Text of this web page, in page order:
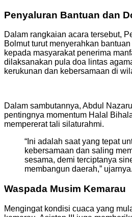
Penyaluran Bantuan dan
Dalam rangkaian acara tersebut,
Bolmut turut menyerahkan
kepada masyarakat penerima
dilaksanakan pula doa lintas
kerukunan dan kebersamaan di
Dalam sambutannya, Abdul
pentingnya momentum Halal
mempererat tali silaturahmi.
“Ini adalah saat yang tepat
kebersamaan dan saling
sesama, demi terciptanya
membangun daerah,” ujarnya.
Waspada Musim Kemarau
Mengingat kondisi cuaca yang